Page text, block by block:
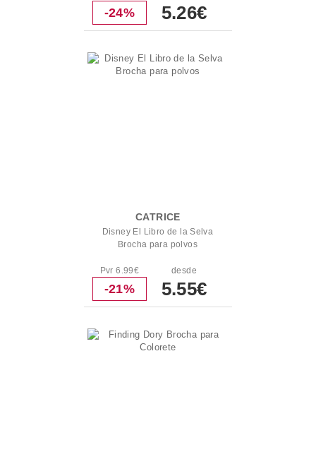
-24% 5.26€
CATRICE
Disney El Libro de la Selva
Brocha para polvos
Pvr 6.99€
-21%
desde
5.55€